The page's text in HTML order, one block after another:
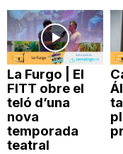
o
a
La Furgo | El
FITT obre el
teló d’una
nova
temporada
teatral